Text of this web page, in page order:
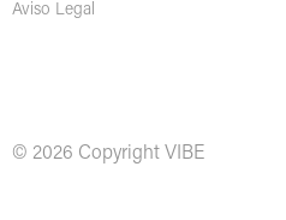
Aviso Legal
© 2026 Copyright VIBE